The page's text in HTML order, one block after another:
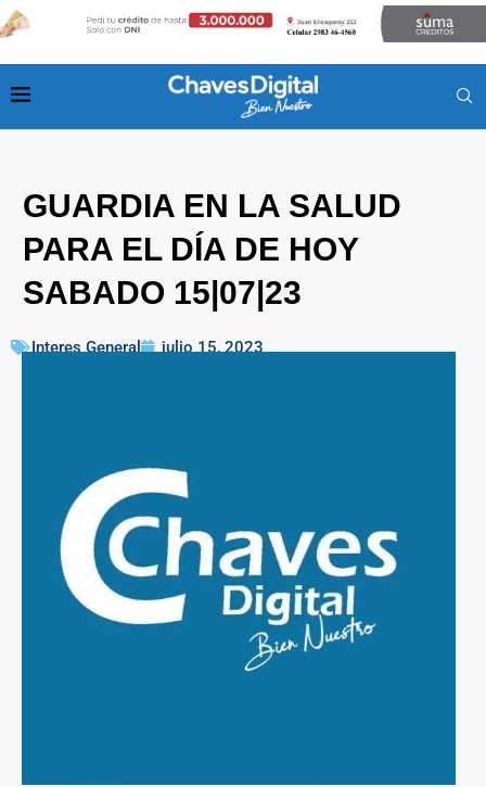
GUARDIA EN LA SALUD
PARA EL DÍA DE HOY
SABADO 15|07|23
Interes General julio 15, 2023